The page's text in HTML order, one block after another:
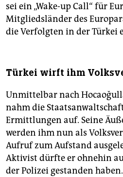
sei ein „Wake-up Call“ für
Mitgliedsländer des
die Verfolgten in der Türkei
Türkei wirft ihm
Unmittelbar nach
nahm die
Ermittlungen auf. Seine
werden ihm nun als
Aufruf zum Aufstand
Aktivist dürfte er ohnehin
der Polizei gestanden haben.